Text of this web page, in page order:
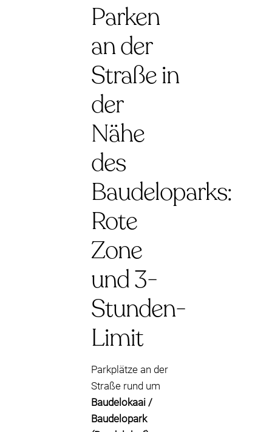
Parken
an der
Straße in
der
Nähe
des
Baudeloparks:
Rote
Zone
und 3-
Stunden-
Limit
Parkplätze an der
Straße rund um
Baudelokaai /
Baudelopark